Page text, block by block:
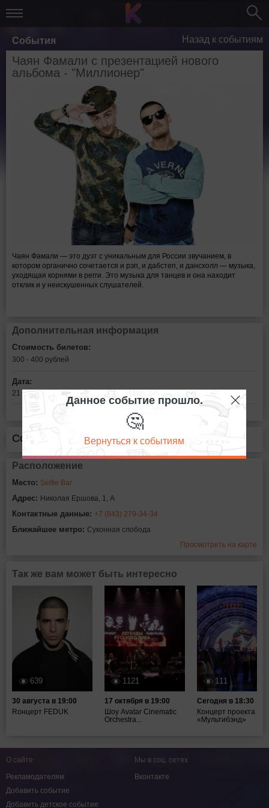
События Назад к событиям
Чаян Фамали с презентацией нового
альбома - "Миллионер"
Чаян Фамали — это дуэт с уникальным для России звучанием, в
котором органично сочетается и рэп, и дабстеп, и дансхолл — музыка,
уходящая корнями в регги. Это музыка для танцев и она находит
отклик и у неискушенных слушателей.
Дополнительная информация
Стоимость билетов:
300 - 400 рублей
Дата:
21 октября в 22:00
Сообщить об ошибке
Расположение
Место: Selfie Bar
Адрес: Николая Ершова, 1, А
Контактные данные: +7 (843) 279-34-34
Ближайшее метро: Суконная слобода
Просмотреть на карте
Так же вам может быть интересно
639
30 августа в 19:00
Rонцерт FEDUK
1121
17 октября в 19:00
Шоу Avatar Cinematic
Orchestra...
111
Сегодня в 18:30
Концерт проекта
«Мультибэнд»
Данное событие прошло.
🤔
Вернуться к событиям
О сайте
Рекламодателям
Добавить событие
Добавить детское событие
Мы в соц. сетях
Вконтакте